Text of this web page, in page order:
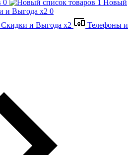
Новый
Скидки и Выгода x2
Телефоны и